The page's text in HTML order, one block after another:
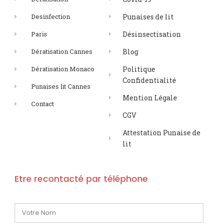
Desinfection
Paris
Dératisation Cannes
Dératisation Monaco
Punaises lit Cannes
Contact
Punaises de lit
Désinsectisation
Blog
Politique
Confidentialité
Mention Légale
CGV
Attestation Punaise de
lit
Etre recontacté par téléphone